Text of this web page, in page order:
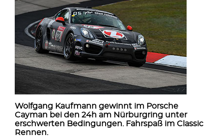
Wolfgang Kaufmann gewinnt im Porsche
Cayman bei den 24h am Nürburgring unter
erschwerten Bedingungen. Fahrspaß im Classic
Rennen.